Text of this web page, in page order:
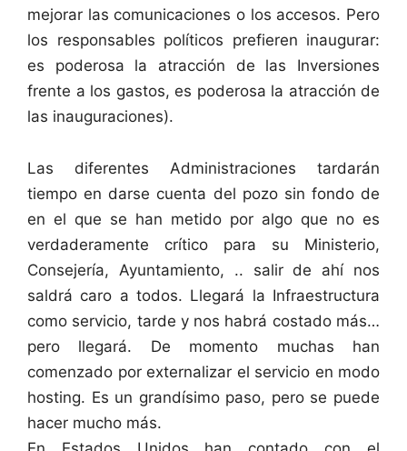
mejorar las comunicaciones o los accesos. Pero
los responsables políticos prefieren inaugurar:
es poderosa la atracción de las Inversiones
frente a los gastos, es poderosa la atracción de
las inauguraciones).
Las diferentes Administraciones tardarán
tiempo en darse cuenta del pozo sin fondo de
en el que se han metido por algo que no es
verdaderamente crítico para su Ministerio,
Consejería, Ayuntamiento, .. salir de ahí nos
saldrá caro a todos. Llegará la Infraestructura
como servicio, tarde y nos habrá costado más…
pero llegará. De momento muchas han
comenzado por externalizar el servicio en modo
hosting. Es un grandísimo paso, pero se puede
hacer mucho más.